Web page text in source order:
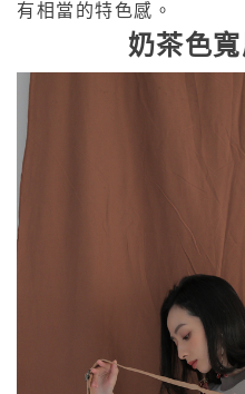
有相當的特色感。
奶茶色